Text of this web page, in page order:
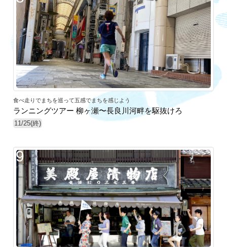
食べ走りでまちを巡って五感でまちを感じよう
ランニングツアー 柳ヶ瀬〜長良川河畔を駆抜けろ
11/25(終)
9